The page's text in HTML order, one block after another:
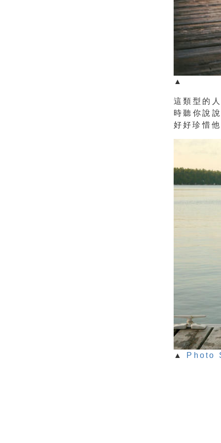
▲
這類型的
時聽你說
好好珍惜
▲ Photo